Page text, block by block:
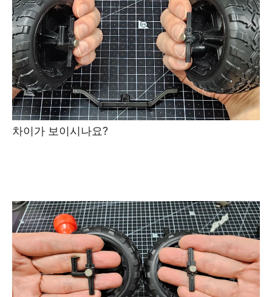
차이가 보이시나요?